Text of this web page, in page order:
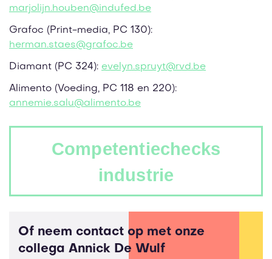
marjolijn.houben@indufed.be
Grafoc (Print-media, PC 130):
herman.staes@grafoc.be
Diamant (PC 324): evelyn.spruyt@rvd.be
Alimento (Voeding, PC 118 en 220):
annemie.salu@alimento.be
Competentiechecks
industrie
Of neem contact op met onze
collega Annick De Wulf